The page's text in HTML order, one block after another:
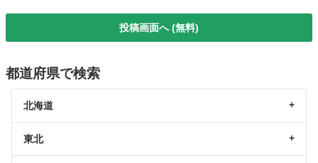
投稿画面へ (無料)
都道府県で検索
北海道
東北